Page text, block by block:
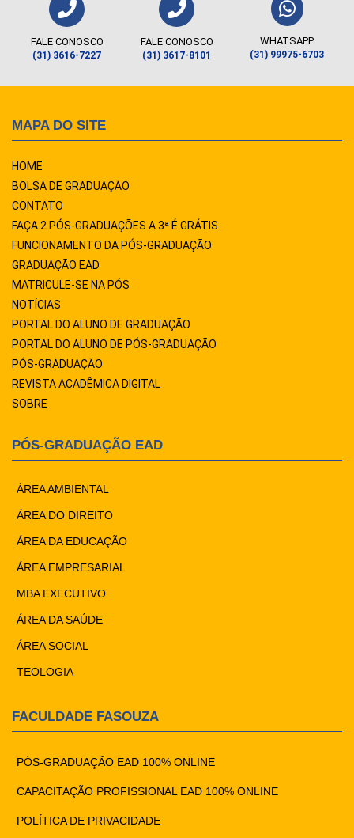
FALE CONOSCO
(31) 3616-7227
FALE CONOSCO
(31) 3617-8101
WHATSAPP
(31) 99975-6703
MAPA DO SITE
HOME
BOLSA DE GRADUAÇÃO
CONTATO
FAÇA 2 PÓS-GRADUAÇÕES A 3ª É GRÁTIS
FUNCIONAMENTO DA PÓS-GRADUAÇÃO
GRADUAÇÃO EAD
MATRICULE-SE NA PÓS
NOTÍCIAS
PORTAL DO ALUNO DE GRADUAÇÃO
PORTAL DO ALUNO DE PÓS-GRADUAÇÃO
PÓS-GRADUAÇÃO
REVISTA ACADÊMICA DIGITAL
SOBRE
PÓS-GRADUAÇÃO EAD
ÁREA AMBIENTAL
ÁREA DO DIREITO
ÁREA DA EDUCAÇÃO
ÁREA EMPRESARIAL
MBA EXECUTIVO
ÁREA DA SAÚDE
ÁREA SOCIAL
TEOLOGIA
FACULDADE FASOUZA
PÓS-GRADUAÇÃO EAD 100% ONLINE
CAPACITAÇÃO PROFISSIONAL EAD 100% ONLINE
POLÍTICA DE PRIVACIDADE